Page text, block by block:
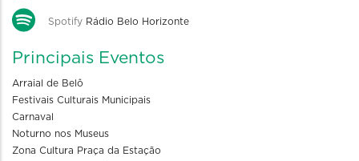
Spotify Rádio Belo Horizonte
Principais Eventos
Arraial de Belô
Festivais Culturais Municipais
Carnaval
Noturno nos Museus
Zona Cultura Praça da Estação